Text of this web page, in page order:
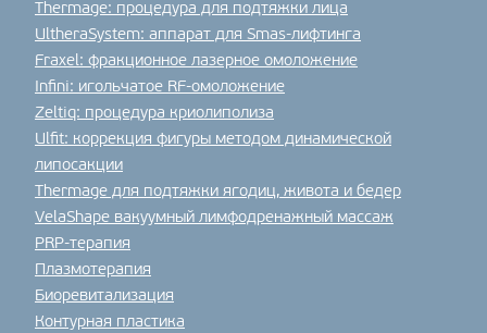
Thermage: процедура для подтяжки лица
UltheraSystem: аппарат для Smas-лифтинга
Fraxel: фракционное лазерное омоложение
Infini: игольчатое RF-омоложение
Zeltiq: процедура криолиполиза
Ulfit: коррекция фигуры методом динамической
липосакции
Thermage для подтяжки ягодиц, живота и бедер
VelaShape вакуумный лимфодренажный массаж
PRP-терапия
Плазмотерапия
Биоревитализация
Контурная пластика